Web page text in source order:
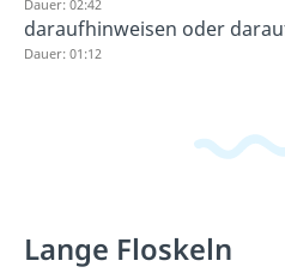
Dauer: 02:42
daraufhinweisen oder
Dauer: 01:12
Lange Floskeln